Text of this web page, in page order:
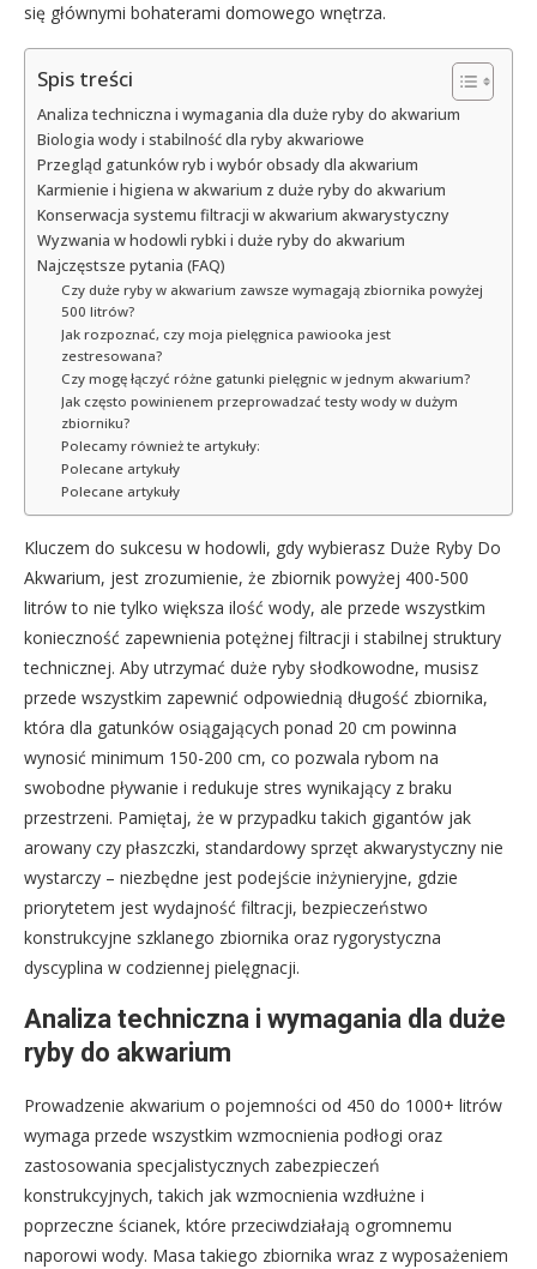
się głównymi bohaterami domowego wnętrza.
Spis treści
Analiza techniczna i wymagania dla duże ryby do akwarium
Biologia wody i stabilność dla ryby akwariowe
Przegląd gatunków ryb i wybór obsady dla akwarium
Karmienie i higiena w akwarium z duże ryby do akwarium
Konserwacja systemu filtracji w akwarium akwarystyczny
Wyzwania w hodowli rybki i duże ryby do akwarium
Najczęstsze pytania (FAQ)
Czy duże ryby w akwarium zawsze wymagają zbiornika powyżej
500 litrów?
Jak rozpoznać, czy moja pielęgnica pawiooka jest
zestresowana?
Czy mogę łączyć różne gatunki pielęgnic w jednym akwarium?
Jak często powinienem przeprowadzać testy wody w dużym
zbiorniku?
Polecamy również te artykuły:
Polecane artykuły
Polecane artykuły
Kluczem do sukcesu w hodowli, gdy wybierasz Duże Ryby Do
Akwarium, jest zrozumienie, że zbiornik powyżej 400-500
litrów to nie tylko większa ilość wody, ale przede wszystkim
konieczność zapewnienia potężnej filtracji i stabilnej struktury
technicznej. Aby utrzymać duże ryby słodkowodne, musisz
przede wszystkim zapewnić odpowiednią długość zbiornika,
która dla gatunków osiągających ponad 20 cm powinna
wynosić minimum 150-200 cm, co pozwala rybom na
swobodne pływanie i redukuje stres wynikający z braku
przestrzeni. Pamiętaj, że w przypadku takich gigantów jak
arowany czy płaszczki, standardowy sprzęt akwarystyczny nie
wystarczy – niezbędne jest podejście inżynieryjne, gdzie
priorytetem jest wydajność filtracji, bezpieczeństwo
konstrukcyjne szklanego zbiornika oraz rygorystyczna
dyscyplina w codziennej pielęgnacji.
Analiza techniczna i wymagania dla duże
ryby do akwarium
Prowadzenie akwarium o pojemności od 450 do 1000+ litrów
wymaga przede wszystkim wzmocnienia podłogi oraz
zastosowania specjalistycznych zabezpieczeń
konstrukcyjnych, takich jak wzmocnienia wzdłużne i
poprzeczne ścianek, które przeciwdziałają ogromnemu
naporowi wody. Masa takiego zbiornika wraz z wyposażeniem